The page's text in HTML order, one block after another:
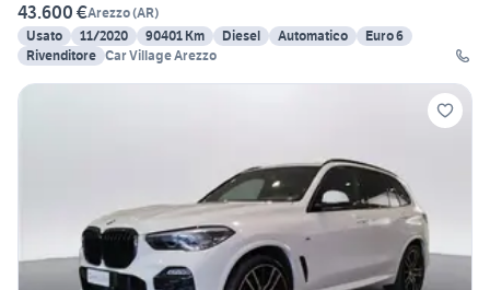
43.600 €Arezzo(AR)
Usato
11/2020 90401 Km Diesel Automatico
Euro 6
Rivenditore Car Village Arezzo